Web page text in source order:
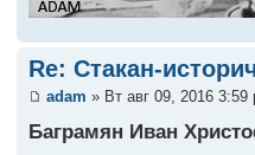
Re: Стакан-
adam » Вт авг 09, 2016 3:59
Баграмян Иван